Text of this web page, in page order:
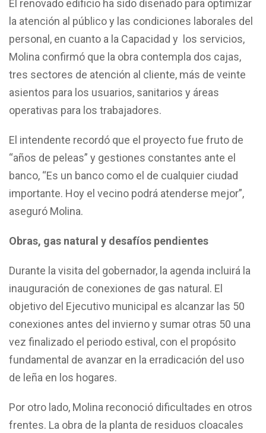
El renovado edificio ha sido diseñado para optimizar
la atención al público y las condiciones laborales del
personal, en cuanto a la Capacidad y los servicios,
Molina confirmó que la obra contempla dos cajas,
tres sectores de atención al cliente, más de veinte
asientos para los usuarios, sanitarios y áreas
operativas para los trabajadores.
El intendente recordó que el proyecto fue fruto de
“años de peleas” y gestiones constantes ante el
banco, “Es un banco como el de cualquier ciudad
importante. Hoy el vecino podrá atenderse mejor”,
aseguró Molina.
Obras, gas natural y desafíos pendientes
Durante la visita del gobernador, la agenda incluirá la
inauguración de conexiones de gas natural. El
objetivo del Ejecutivo municipal es alcanzar las 50
conexiones antes del invierno y sumar otras 50 una
vez finalizado el periodo estival, con el propósito
fundamental de avanzar en la erradicación del uso
de leña en los hogares.
Por otro lado, Molina reconoció dificultades en otros
frentes. La obra de la planta de residuos cloacales